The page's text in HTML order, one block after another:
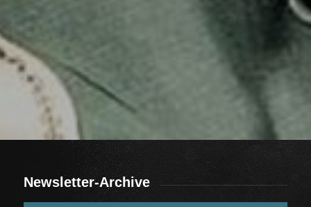
Newsletter-Archive